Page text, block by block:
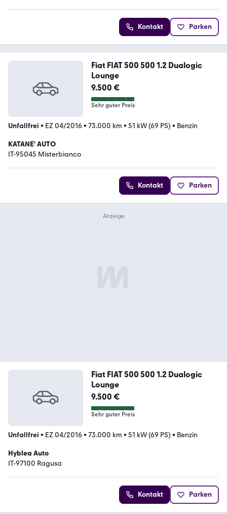
Kontakt Parken
Fiat FIAT 500 500 1.2 Dualogic
Lounge
9.500 €
Sehr guter Preis
Unfallfrei • EZ 04/2016• 73.000 km • 51 kW (69 PS) • Benzin
KATANE' AUTO
IT-95045 Misterbianco
Kontakt Parken
Fiat FIAT 500 500 1.2 Dualogic
Lounge
9.500 €
Sehr guter Preis
Unfallfrei • EZ 04/2016• 73.000 km • 51 kW (69 PS) • Benzin
Hyblea Auto
IT-97100 Ragusa
Kontakt Parken